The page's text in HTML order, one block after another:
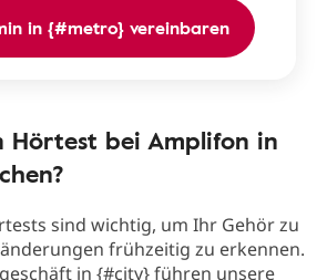
in {#metro} vereinbaren
Hörtest bei Amplifon in
sind wichtig, um Ihr Gehör zu
frühzeitig zu erkennen.
in {#city} führen unsere